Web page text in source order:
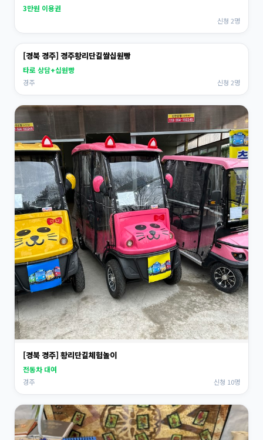
3만원 이용권
신청 2명
[경북 경주] 경주황리단길쌀십원빵
타로 상담+십원빵
경주 신청 2명
[경북 경주] 황리단길체험놀이
전동차 대여
경주 신청 10명